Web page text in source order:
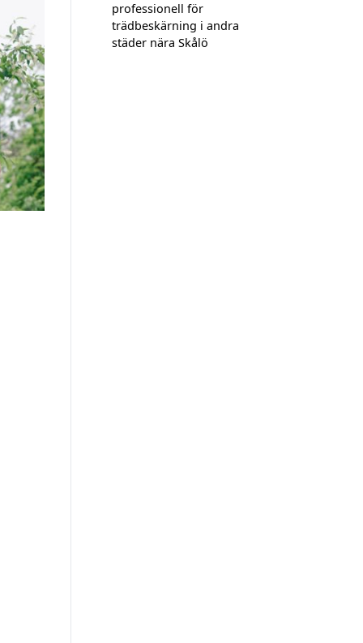
professionell för
trädbeskärning i andra
städer nära Skålö